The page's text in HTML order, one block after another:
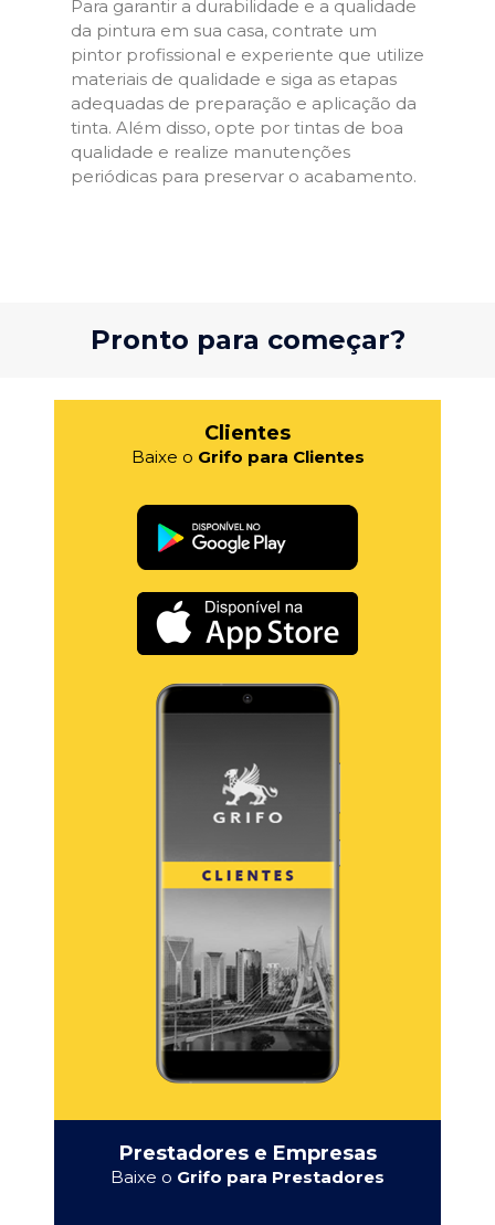
Para garantir a durabilidade e a qualidade
da pintura em sua casa, contrate um
pintor profissional e experiente que utilize
materiais de qualidade e siga as etapas
adequadas de preparação e aplicação da
tinta. Além disso, opte por tintas de boa
qualidade e realize manutenções
periódicas para preservar o acabamento.
Pronto para começar?
Clientes
Baixe o Grifo para Clientes
Prestadores e Empresas
Baixe o Grifo para Prestadores